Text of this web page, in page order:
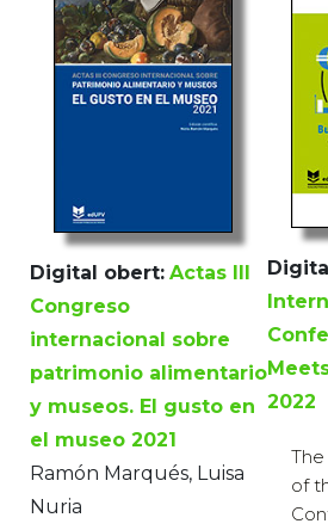
Digital obert: Actas III
Congreso
internacional sobre
patrimonio alimentario
y museos. El gusto en
el museo 2021
Ramón Marqués, Luisa
Nuria
2022
of